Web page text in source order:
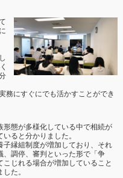
務にすぐにでも活かすことができ
形態が多様化している中で相続が
いると分かりました。
子縁組制度が増加しており、それ
、調停、審判といった形で「争
こじれる場合が増加していること
た。